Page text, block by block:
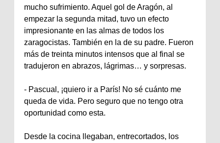
mucho sufrimiento. Aquel gol de Aragón, al
empezar la segunda mitad, tuvo un efecto
impresionante en las almas de todos los
zaragocistas. También en la de su padre. Fueron
más de treinta minutos intensos que al final se
tradujeron en abrazos, lágrimas… y sorpresas.
‐ Pascual, ¡quiero ir a París! No sé cuánto me
queda de vida. Pero seguro que no tengo otra
oportunidad como esta.
Desde la cocina llegaban, entrecortados, los